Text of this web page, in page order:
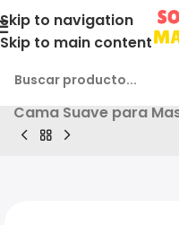
Skip to navigation
Skip to main content
Inicio Producto 2und.
Cama Suave para